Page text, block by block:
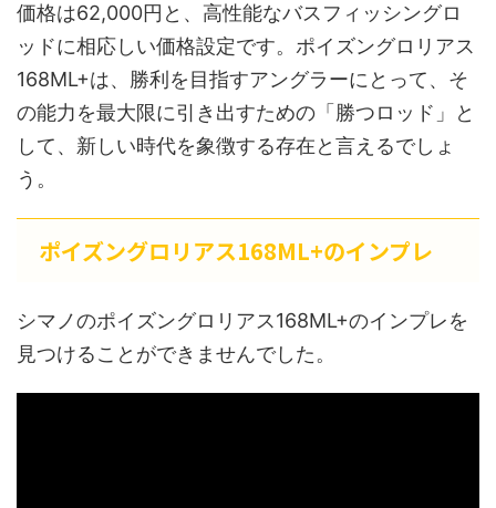
価格は62,000円と、高性能なバスフィッシングロ
ッドに相応しい価格設定です。ポイズングロリアス
168ML+は、勝利を目指すアングラーにとって、そ
の能力を最大限に引き出すための「勝つロッド」と
して、新しい時代を象徴する存在と言えるでしょ
う。
ポイズングロリアス168ML+のインプレ
シマノのポイズングロリアス168ML+のインプレを
見つけることができませんでした。